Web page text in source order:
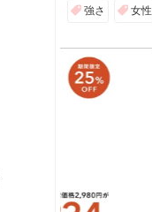
強さ 女性